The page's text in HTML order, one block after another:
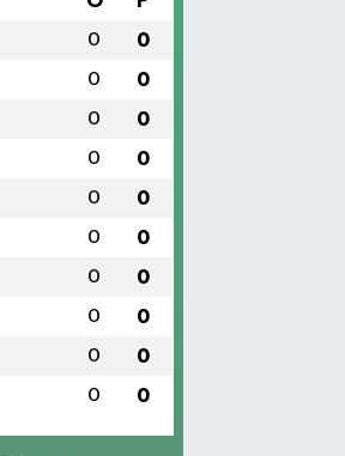
0 0
0 0
0 0
0 0
0 0
0 0
0 0
0 0
0 0
0 0